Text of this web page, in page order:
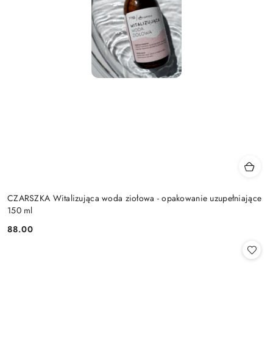
CZARSZKA Witalizująca woda ziołowa - opakowanie uzupełniające
150 ml
Cena:
88.00